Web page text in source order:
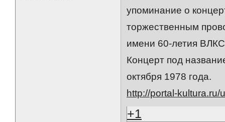
упоминание о
торжественным
имени 60-летия
Концерт под
октября 1978 года.
http://portal-
+1